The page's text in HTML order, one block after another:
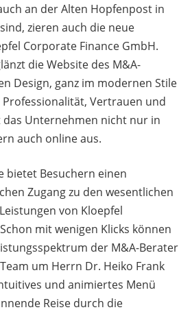
an der Alten Hopfenpost in
zieren auch die neue
Corporate Finance GmbH.
die Website des M&A-
Design, ganz im modernen Stile
Vertrauen und
Unternehmen nicht nur in
auch online aus.
bietet Besuchern einen
Zugang zu den wesentlichen
von Kloepfel
mit wenigen Klicks können
der M&A-Berater
um Herrn Dr. Heiko Frank
und animiertes Menü
Reise durch die